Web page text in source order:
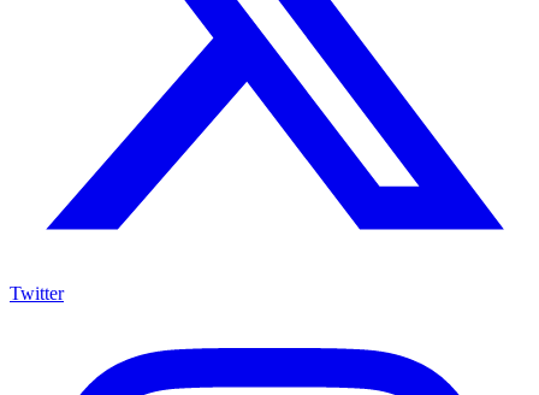
Twitter